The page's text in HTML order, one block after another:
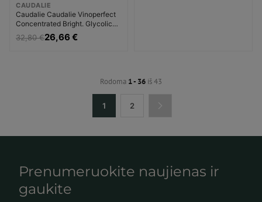
CAUDALIE
Caudalie Caudalie Vinoperfect
Concentrated Bright. Glycolic
Essence Pigmentinių dėmių
šalinimo priemonė Moterims
32,80 €26,66 €
Rodoma 1 - 36 iš 43
1 2
Prenumeruokite naujienas ir
gaukite